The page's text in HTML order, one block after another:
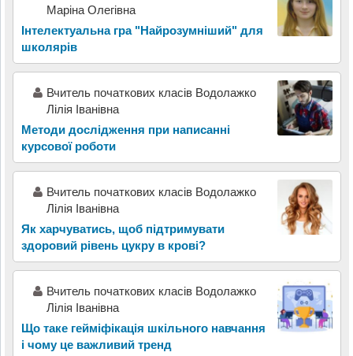
Маріна Олегівна
Інтелектуальна гра "Найрозумніший" для
школярів
Вчитель початкових класів Водолажко
Лілія Іванівна
Методи дослідження при написанні
курсової роботи
Вчитель початкових класів Водолажко
Лілія Іванівна
Як харчуватись, щоб підтримувати
здоровий рівень цукру в крові?
Вчитель початкових класів Водолажко
Лілія Іванівна
Що таке гейміфікація шкільного навчання
і чому це важливий тренд